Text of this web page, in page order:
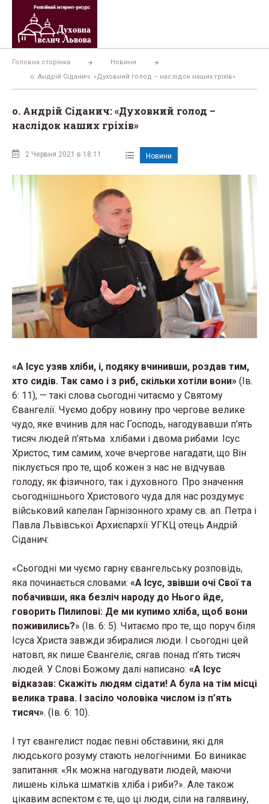
Перейти
вмісту
Головна сторінка
Новини
о. Андрій Сіданич: «Духовний голод – наслідок наших гріхів»
о. Андрій Сіданич: «Духовний голод –
наслідок наших гріхів»
2 Червня 2021 в 18:11 Новини
«А Ісус узяв хліби, і, подяку вчинивши, роздав тим,
хто сидів. Так само і з риб, скільки хотіли вони» (Ів.
6: 11), — такі слова сьогодні читаємо у Святому
Євангелії. Чуємо добру новину про чергове велике
чудо, яке вчинив для нас Господь, нагодувавши п’ять
тисяч людей п’ятьма хлібами і двома рибами. Ісус
Христос, тим самим, хоче вчергове нагадати, що Він
піклується про те, щоб кожен з нас не відчував
голоду, як фізичного, так і духовного. Про значення
сьогоднішнього Христового чуда для нас роздумує
військовий капелан Гарнізонного храму св. ап. Петра і
Павла Львівської Архиєпархії УГКЦ отець Андрій
Сіданич:
«Сьогодні ми чуємо гарну євангельську розповідь,
яка починається словами: «А Ісус, звівши очі Свої та
побачивши, яка безліч народу до Нього йде,
говорить Пилипові: Де ми купимо хліба, щоб вони
поживились?» (Ів. 6: 5). Читаємо про те, що поруч біля
Ісуса Христа завжди збиралися люди. І сьогодні цей
натовп, як пише Євангеліє, сягав понад п’ять тисяч
людей. У Слові Божому далі написано: «А Ісус
відказав: Скажіть людям сідати! А була на тім місці
велика трава. І засіло чоловіка числом із п’ять
тисяч». (Ів. 6: 10).
І тут євангелист подає певні обставини, які для
людського розуму стають нелогічними. Бо виникає
запитання: «Як можна нагодувати людей, маючи
лишень кілька шматків хліба і риби?». Але також
цікавим аспектом є те, що ці люди, сіли на галявину,